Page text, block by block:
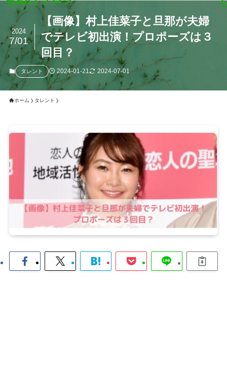
【画像】村上佳菜子と旦那が夫婦
でテレビ初出演！プロポーズは３
回目？
2024
7/01
タレント 2024-01-21 2024-07-01
ホーム タレント